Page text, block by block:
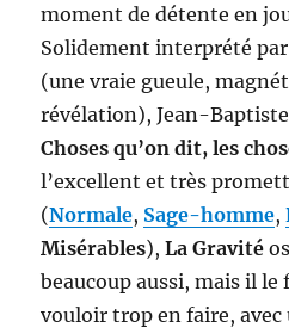
moment de détente en
Solidement interprété
(une vraie gueule,
révélation), Jean-
Choses qu’on dit, les
l’excellent et très
(Normale, Sage-homme,
Misérables),La Gravité
beaucoup aussi, mais il
vouloir trop en faire, avec